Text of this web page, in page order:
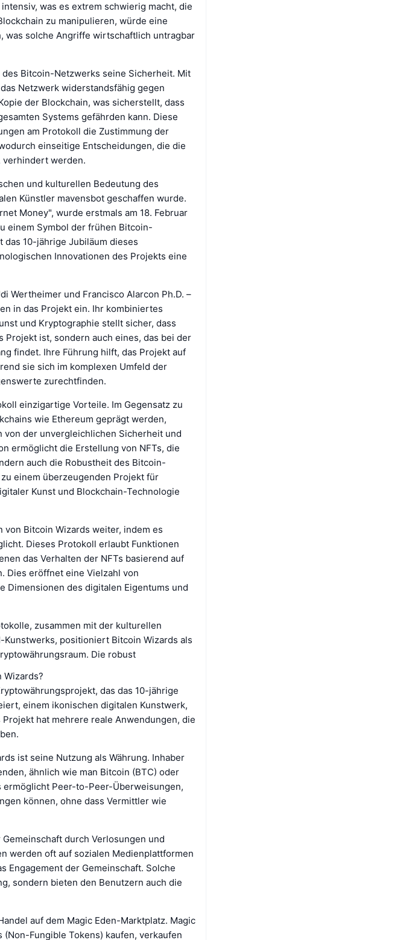
was es extrem schwierig macht, die
zu manipulieren, würde eine
was solche Angriffe wirtschaftlich untragbar
Bitcoin-Netzwerks seine Sicherheit. Mit
Netzwerk widerstandsfähig gegen
der Blockchain, was sicherstellt, dass
Systems gefährden kann. Diese
am Protokoll die Zustimmung der
einseitige Entscheidungen, die die
verhindert werden.
und kulturellen Bedeutung des
Künstler mavensbot geschaffen wurde.
Money", wurde erstmals am 18. Februar
einem Symbol der frühen Bitcoin-
10-jährige Jubiläum dieses
Innovationen des Projekts eine
Wertheimer und Francisco Alarcon Ph.D. –
in das Projekt ein. Ihr kombiniertes
und Kryptographie stellt sicher, dass
ist, sondern auch eines, das bei der
findet. Ihre Führung hilft, das Projekt auf
sie sich im komplexen Umfeld der
zurechtfinden.
einzigartige Vorteile. Im Gegensatz zu
wie Ethereum geprägt werden,
der unvergleichlichen Sicherheit und
ermöglicht die Erstellung von NFTs, die
auch die Robustheit des Bitcoin-
einem überzeugenden Projekt für
Kunst und Blockchain-Technologie
Bitcoin Wizards weiter, indem es
Dieses Protokoll erlaubt Funktionen
das Verhalten der NFTs basierend auf
Dies eröffnet eine Vielzahl von
Dimensionen des digitalen Eigentums und
zusammen mit der kulturellen
positioniert Bitcoin Wizards als
Die robust
Wizards?
das das 10-jährige
einem ikonischen digitalen Kunstwerk,
hat mehrere reale Anwendungen, die
ist seine Nutzung als Währung. Inhaber
ähnlich wie man Bitcoin (BTC) oder
Peer-to-Peer-Überweisungen,
können, ohne dass Vermittler wie
durch Verlosungen und
werden oft auf sozialen Medienplattformen
Engagement der Gemeinschaft. Solche
sondern bieten den Benutzern auch die
auf dem Magic Eden-Marktplatz. Magic
Fungible Tokens) kaufen, verkaufen